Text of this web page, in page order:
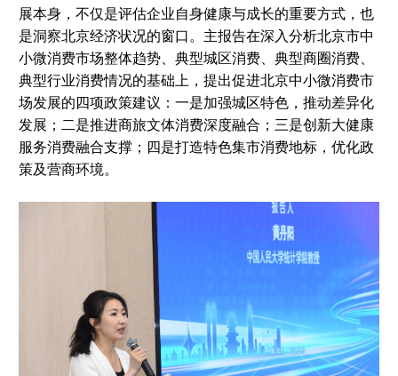
展本身，不仅是评估企业自身健康与成长的重要方式，也
是洞察北京经济状况的窗口。主报告在深入分析北京市中
小微消费市场整体趋势、典型城区消费、典型商圈消费、
典型行业消费情况的基础上，提出促进北京中小微消费市
场发展的四项政策建议：一是加强城区特色，推动差异化
发展；二是推进商旅文体消费深度融合；三是创新大健康
服务消费融合支撑；四是打造特色集市消费地标，优化政
策及营商环境。